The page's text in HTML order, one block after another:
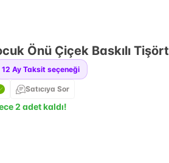
Önü Çiçek Baskılı Tişört
12 Ay Taksit seçeneği
Satıcıya Sor
2 adet kaldı!